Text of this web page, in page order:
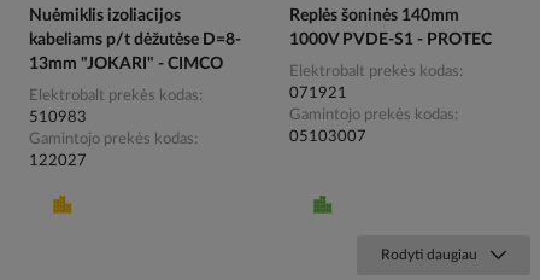
Nuėmiklis izoliacijos
kabeliams p/t dėžutėse D=8-
13mm "JOKARI" - CIMCO
Elektrobalt prekės kodas
510983
Gamintojo prekės kodas
122027
Replės šoninės 140mm
1000V PVDE-S1 - PROTEC
Elektrobalt prekės kodas
071921
Gamintojo prekės kodas
05103007
Rodyti daugiau